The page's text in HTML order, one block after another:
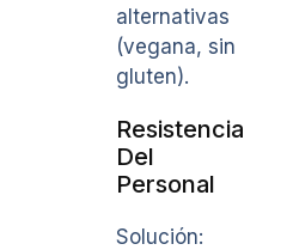
alternativas
(vegana, sin
gluten).
Resistencia
Del
Personal
Solución: